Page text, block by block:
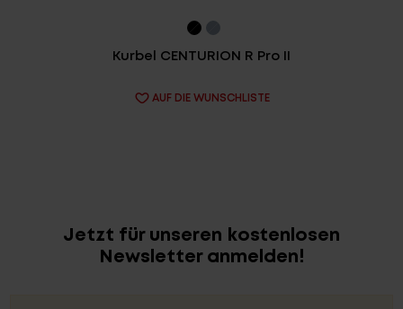
Kurbel CENTURION R Pro II
AUF DIE WUNSCHLISTE
Jetzt für unseren kostenlosen
Newsletter anmelden!